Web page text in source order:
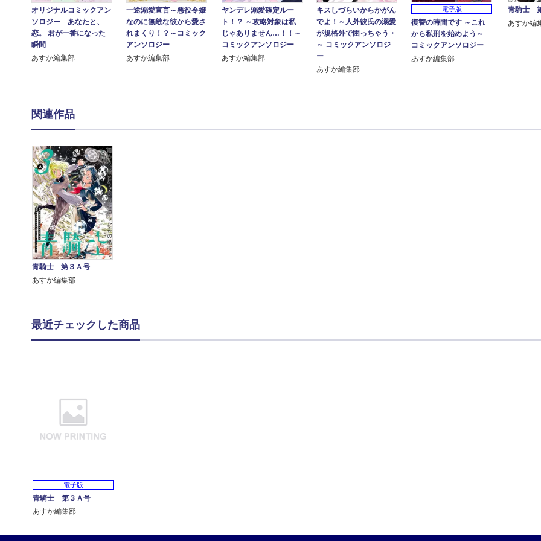
オリジナルコミックアン
ソロジー あなたと、
恋。 君が一番になった
瞬間
あすか編集部
一途溺愛宣言～悪役令嬢
なのに無敵な彼から愛さ
れまくり！？～コミック
アンソロジー
あすか編集部
ヤンデレ溺愛確定ルー
ト！？ ～攻略対象は私
じゃありません…！！～
コミックアンソロジー
あすか編集部
キスしづらいからかがん
でよ！～人外彼氏の溺愛
が規格外で困っちゃう・
～ コミックアンソロジ
ー
あすか編集部
電子版
復讐の時間です ～これ
から私刑を始めよう～
コミックアンソロジー
あすか編集部
青騎士
あすか編
関連作品
青騎士 第３Ａ号
あすか編集部
最近チェックした商品
電子版
青騎士 第３Ａ号
あすか編集部